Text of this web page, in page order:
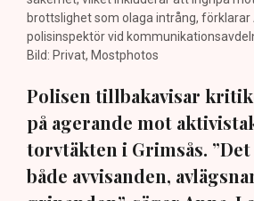
brottslighet som olaga intrång, förklarar
polisinspektör vid
Bild: Privat, Mostphotos
Polisen tillbakavisar
på agerande mot
torvtäkten i Grimsås.
både avvisanden,